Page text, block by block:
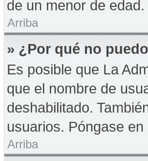
de un menor de edad.
Arriba
» ¿Por qué no
Es posible que La
que el nombre de
deshabilitado.
usuarios. Póngase
Arriba